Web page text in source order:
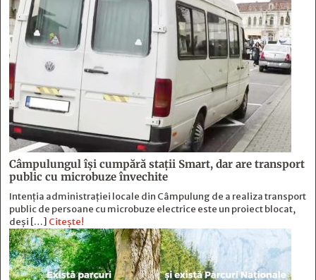
Câmpulungul îşi cumpără staţii Smart, dar are transport
public cu microbuze învechite
Intenția administrației locale din Câmpulung de a realiza transport
public de persoane cu microbuze electrice este un proiect blocat,
deși […] Citește!